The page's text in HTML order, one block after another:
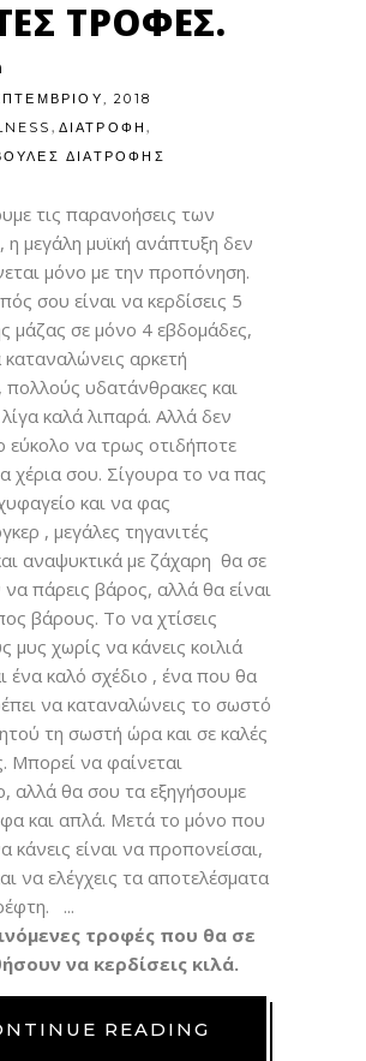
ΤΡΟΦΈΣ.
2018
, ΔΙΑΤΡΟΦΗ,
ΔΙΑΤΡΟΦΗΣ
τις παρανοήσεις των
η μεγάλη μυϊκή ανάπτυξη δεν
μόνο με την προπόνηση.
σου είναι να κερδίσεις 5
μάζας σε μόνο 4 εβδομάδες,
αρκετή
πολλούς υδατάνθρακες και
καλά λιπαρά. Αλλά δεν
εύκολο να τρως οτιδήποτε
χέρια σου. Σίγουρα το να πας
και να φας
, μεγάλες τηγανιτές
αναψυκτικά με ζάχαρη θα σε
πάρεις βάρος, αλλά θα είναι
βάρους. Το να χτίσεις
μυς χωρίς να κάνεις κοιλιά
ένα καλό σχέδιο , ένα που θα
να καταναλώνεις το σωστό
τη σωστή ώρα και σε καλές
Μπορεί να φαίνεται
αλλά θα σου τα εξηγήσουμε
και απλά. Μετά το μόνο που
κάνεις είναι να προπονείσαι,
να ελέγχεις τα αποτελέσματα
τροφές που θα σε
να κερδίσεις κιλά.
READING